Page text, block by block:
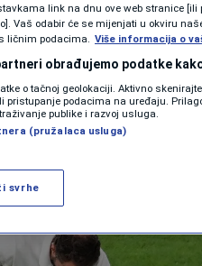
N1 SPECIJAL
FENOMENI
NEISTRAŽENO
VIRALNO
VIDEO
21:58 | NOGOMET |
Više
link na dnu ove web stranice
Vaš odabir će se mijenjati u okviru
ličnim podacima. Više informacija o
obrađujemo podatke
o tačnoj geolokaciji. Aktivno
pristupanje podacima na uređaju.
publike i razvoj usluga.
(pružalaca usluga)
svrhe